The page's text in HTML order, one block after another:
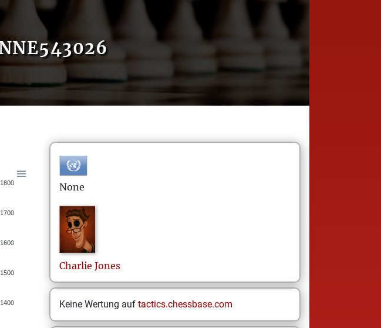
1800
1700
1600
1500
1400
None
Charlie Jones
Keine Wertung auf tactics.chessbase.com